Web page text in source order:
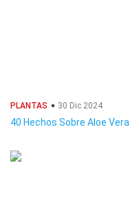
PLANTAS 30 Dic 2024
40 Hechos Sobre Aloe Vera